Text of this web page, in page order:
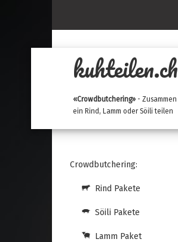
kuhteilen.ch
«Crowdbutchering» - Zusammen
ein Rind, Lamm oder Söili teilen
Crowdbutchering:
Rind Pakete
Söili Pakete
Lamm Paket